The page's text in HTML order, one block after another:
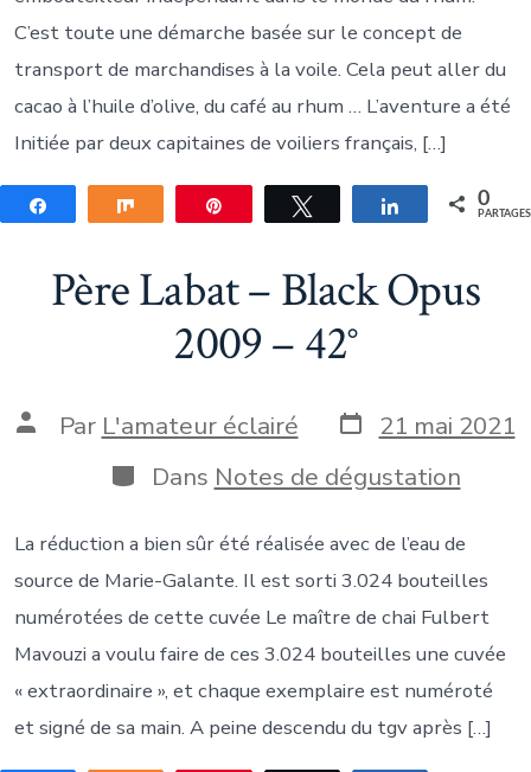
C’est toute une démarche basée sur le concept de
transport de marchandises à la voile. Cela peut aller du
cacao à l’huile d’olive, du café au rhum … L’aventure a été
Initiée par deux capitaines de voiliers français, […]
Partagez Partagez Tweetez Partagez 0
PARTAGES
Père Labat – Black Opus
2009 – 42°
Auteur
publication
Par L'amateur éclairé Date
de
publication
21 mai 2021
Catégories
Dans Notes de dégustation
La réduction a bien sûr été réalisée avec de l’eau de
source de Marie-Galante. Il est sorti 3.024 bouteilles
numérotées de cette cuvée Le maître de chai Fulbert
Mavouzi a voulu faire de ces 3.024 bouteilles une cuvée
« extraordinaire », et chaque exemplaire est numéroté
et signé de sa main. A peine descendu du tgv après […]